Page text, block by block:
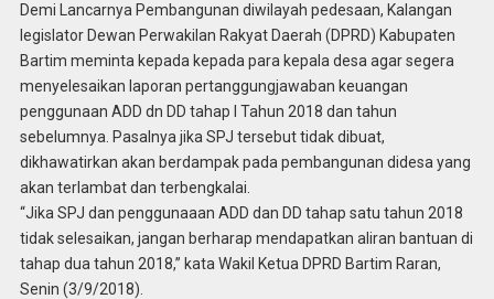
Demi Lancarnya Pembangunan diwilayah pedesaan, Kalangan
legislator Dewan Perwakilan Rakyat Daerah (DPRD) Kabupaten
Bartim meminta kepada kepada para kepala desa agar segera
menyelesaikan laporan pertanggungjawaban keuangan
penggunaan ADD dn DD tahap I Tahun 2018 dan tahun
sebelumnya. Pasalnya jika SPJ tersebut tidak dibuat,
dikhawatirkan akan berdampak pada pembangunan didesa yang
akan terlambat dan terbengkalai.
“Jika SPJ dan penggunaaan ADD dan DD tahap satu tahun 2018
tidak selesaikan, jangan berharap mendapatkan aliran bantuan di
tahap dua tahun 2018,” kata Wakil Ketua DPRD Bartim Raran,
Senin (3/9/2018).